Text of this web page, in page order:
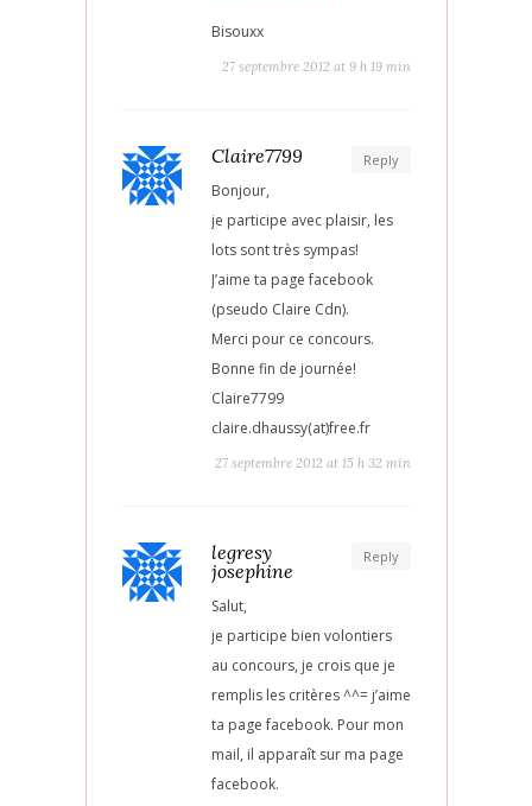
Bisouxx
27 septembre 2012 at 9 h 19 min
Reply
Claire7799
Bonjour,
je participe avec plaisir, les
lots sont très sympas!
J’aime ta page facebook
(pseudo Claire Cdn).
Merci pour ce concours.
Bonne fin de journée!
Claire7799
claire.dhaussy(at)free.fr
27 septembre 2012 at 15 h 32 min
Reply
legresy
josephine
Salut,
je participe bien volontiers
au concours, je crois que je
remplis les critères ^^= j’aime
ta page facebook. Pour mon
mail, il apparaît sur ma page
facebook.